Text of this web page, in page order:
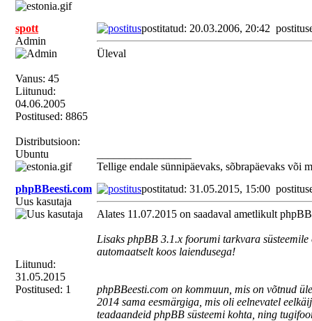
spott
Admin
Vanus: 45
Liitunud:
04.06.2005
Postitused: 8865
Distributsioon:
Ubuntu
postitatud: 20.03.2006, 20:42
Üleval
Tellige endale sünnipäevaks, sõbrapäevaks või
phpBBeesti.com
Uus kasutaja
Liitunud:
31.05.2015
Postitused: 1
postitatud: 31.05.2015, 15:00
Alates 11.07.2015 on saadaval ametlikult
Lisaks phpBB 3.1.x foorumi tarkvara
automaatselt koos laiendusega!
phpBBeesti.com on kommuun, mis on võtnud
2014 sama eesmärgiga, mis oli eelnevatel
teadaandeid phpBB süsteemi kohta, ning